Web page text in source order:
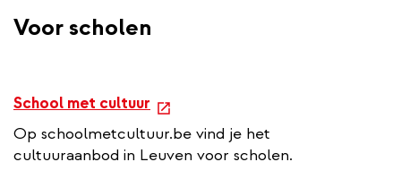
Voor scholen
School met cultuur
e
x
t
e
Op schoolmetcultuur.be vind je het
cultuuraanbod in Leuven voor scholen.